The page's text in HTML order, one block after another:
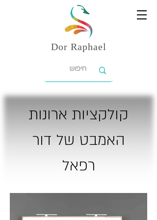
Dor Raphael
קולקציות ארונות
האמבט של דור
רפאל